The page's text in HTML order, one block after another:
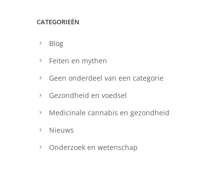
CATEGORIEËN
Blog
Feiten en mythen
Geen onderdeel van een categorie
Gezondheid en voedsel
Medicinale cannabis en gezondheid
Nieuws
Onderzoek en wetenschap